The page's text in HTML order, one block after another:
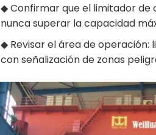
◆ Confirmar que el limitador de
nunca superar la capacidad
◆ Revisar el área de operación:
con señalización de zonas